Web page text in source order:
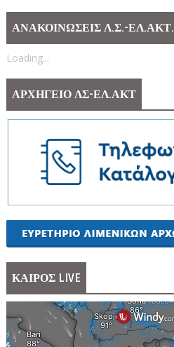
ΑΝΑΚΟΙΝΩΣΕΙΣ Λ.Σ.-ΕΛ.ΑΚΤ.
Loading...
ΑΡΧΗΓΕΙΟ ΛΣ-ΕΛ.ΑΚΤ
ΚΑΙΡΟΣ LIVE